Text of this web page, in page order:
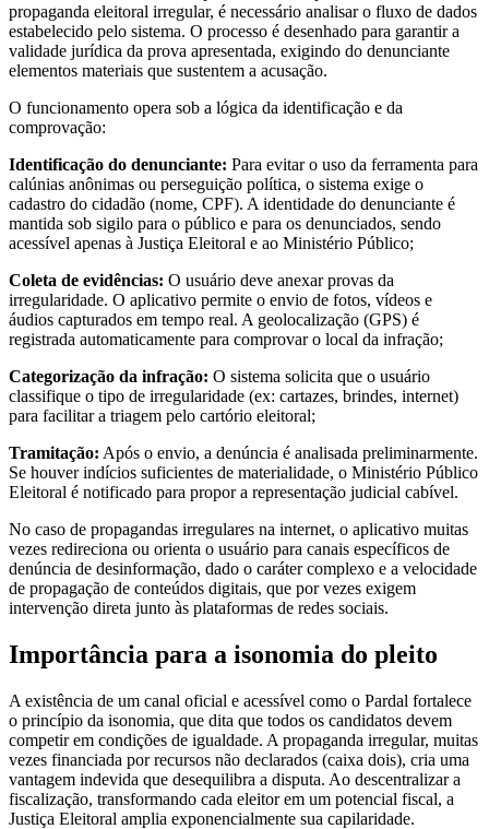
propaganda eleitoral irregular, é necessário analisar o fluxo de dados
estabelecido pelo sistema. O processo é desenhado para garantir a
validade jurídica da prova apresentada, exigindo do denunciante
elementos materiais que sustentem a acusação.
O funcionamento opera sob a lógica da identificação e da
comprovação:
Identificação do denunciante: Para evitar o uso da ferramenta para
calúnias anônimas ou perseguição política, o sistema exige o
cadastro do cidadão (nome, CPF). A identidade do denunciante é
mantida sob sigilo para o público e para os denunciados, sendo
acessível apenas à Justiça Eleitoral e ao Ministério Público;
Coleta de evidências: O usuário deve anexar provas da
irregularidade. O aplicativo permite o envio de fotos, vídeos e
áudios capturados em tempo real. A geolocalização (GPS) é
registrada automaticamente para comprovar o local da infração;
Categorização da infração: O sistema solicita que o usuário
classifique o tipo de irregularidade (ex: cartazes, brindes, internet)
para facilitar a triagem pelo cartório eleitoral;
Tramitação: Após o envio, a denúncia é analisada preliminarmente.
Se houver indícios suficientes de materialidade, o Ministério Público
Eleitoral é notificado para propor a representação judicial cabível.
No caso de propagandas irregulares na internet, o aplicativo muitas
vezes redireciona ou orienta o usuário para canais específicos de
denúncia de desinformação, dado o caráter complexo e a velocidade
de propagação de conteúdos digitais, que por vezes exigem
intervenção direta junto às plataformas de redes sociais.
Importância para a isonomia do pleito
A existência de um canal oficial e acessível como o Pardal fortalece
o princípio da isonomia, que dita que todos os candidatos devem
competir em condições de igualdade. A propaganda irregular, muitas
vezes financiada por recursos não declarados (caixa dois), cria uma
vantagem indevida que desequilibra a disputa. Ao descentralizar a
fiscalização, transformando cada eleitor em um potencial fiscal, a
Justiça Eleitoral amplia exponencialmente sua capilaridade.